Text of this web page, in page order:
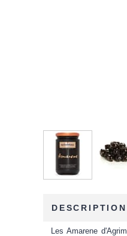
DESCRIPTION
Les Amarene